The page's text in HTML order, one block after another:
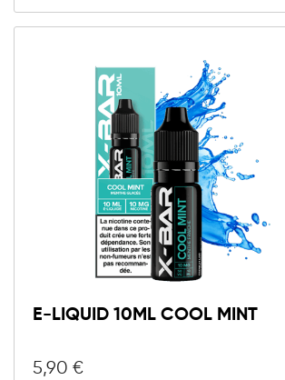
E-LIQUID 10ML COOL MINT
5,90 €